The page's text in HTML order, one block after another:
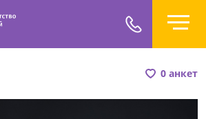
0 анкет